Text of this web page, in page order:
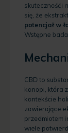
skuteczność i
się, że
potencjał w
Wstępne
CBD to
konopi, która
kontekście
zawierające
przedmiotem
wiele